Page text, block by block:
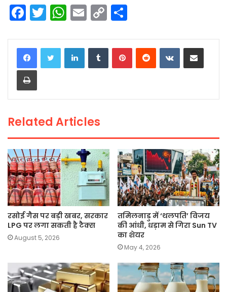
F
a
c
e
b
o
k
T
w
itt
er
W
h
a
ts
p
E
m
ai
C
o
p
n
ar
LinkedInTumblrPinterestReddit VKontakteShare via Email
Print
Related Articles
रसोई गैस पर बड़ी खबर, सरकार
LPG पर लगा सकती है टैक्स
August 5, 2026
तमिलनाडु में ‘थलपति’ विजय
की आंधी, धड़ाम से गिरा Sun TV
का शेयर
May 4, 2026